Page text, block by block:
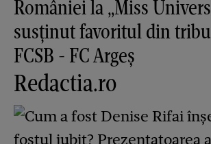
României la „Miss
susținut favoritul din
FCSB - FC Argeș
Redactia.ro